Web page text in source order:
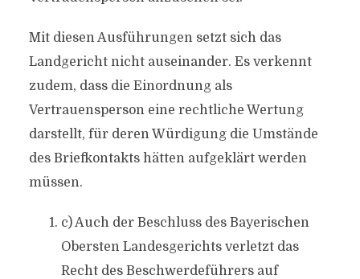
Mit diesen Ausführungen setzt sich das
Landgericht nicht auseinander. Es verkennt
zudem, dass die Einordnung als
Vertrauensperson eine rechtliche Wertung
darstellt, für deren Würdigung die Umstände
des Briefkontakts hätten aufgeklärt werden
müssen.
c) Auch der Beschluss des Bayerischen
Obersten Landesgerichts verletzt das
Recht des Beschwerdeführers auf